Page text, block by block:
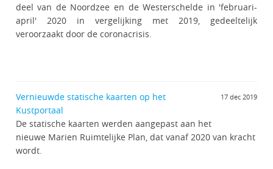
deel van de Noordzee en de Westerschelde in 'februari-
april' 2020 in vergelijking met 2019, gedeeltelijk
veroorzaakt door de coronacrisis.
17 dec 2019
Vernieuwde statische kaarten op het
Kustportaal
De statische kaarten werden aangepast aan het
nieuwe Marien Ruimtelijke Plan, dat vanaf 2020 van kracht
wordt.